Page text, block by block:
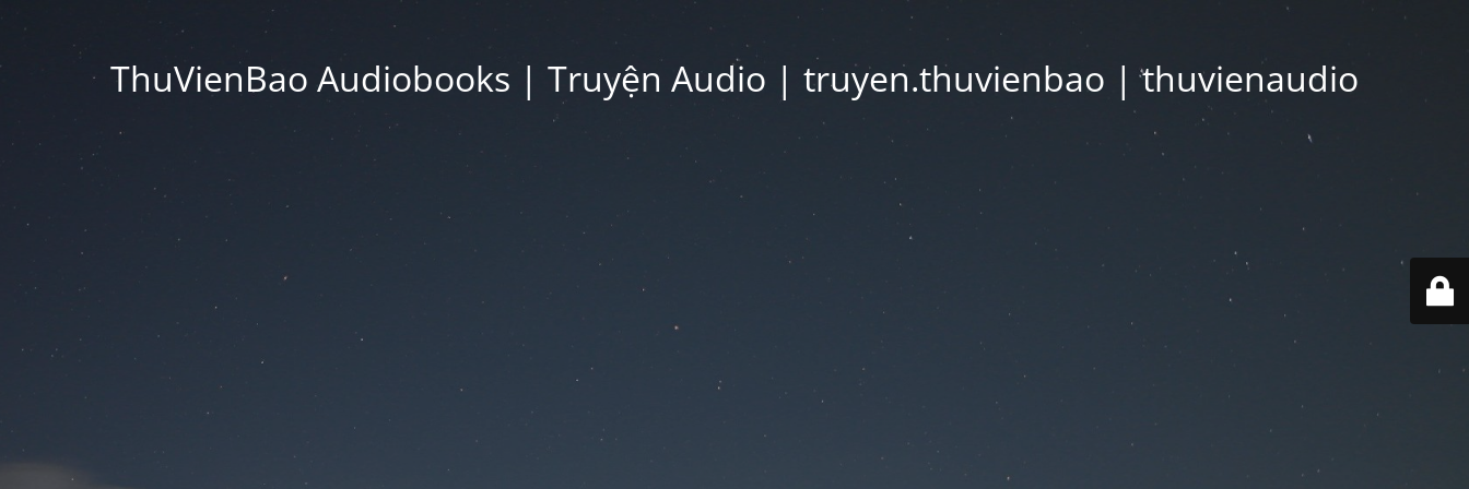
ThuVienBao Audiobooks | Truyện Audio | truyen.thuvienbao | thuvienaudio